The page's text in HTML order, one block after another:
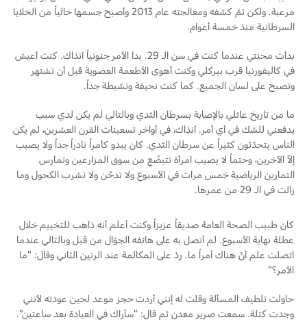
السعودية‬
الامارات
المتحدة
اليمن
دعم المزامنة
تقنية 4 SYNC
أجزاء
قطع غيار فورد الأصلية
موتوركرافت
قطع مقلدة
اتصل بنا
اتصل بنا
الأسئلة الشائعة
مرعبة. ولكن تمّ كشفه ومعالجته عام 2013 وأصبح جسمها خالياً من الخلايا
السرطانية منذ خمسة أعوام.
بدأت محنتي عندما كنت في سن الـ 29. بدا الأمر جنونياً آنذاك. كنت أعيش
في كاليفورنيا قرب بيركلي وكنت أهوى الأطعمة العضوية قبل أن تشتهر
وتصبح على لسان الجميع. كما كنت نحيفة ونشيطة جداً.
ما من تاريخ عائلي بالإصابة بسرطان الثدي وبالتالي لم يكن لدي سبب
يدفعني للشك في أي أمر. آنذاك، في أواخر تسعينات القرن العشرين، لم يكن
الناس يتحدّثون كثيراً عن سرطان الثدي. كان يبدو كأمراً نادراً جداً ولا يصيب
إلاّ الآخرين، وحتماً لا يصيب امرأة تتبضّع من سوق المزارعين وتمارس
التمارين الرياضية خمس مرات في الأسبوع ولا تدخّن ولا تشرب الكحول وما
زالت في الـ 29 من عمرها.
كان طبيب الصحة العامة صديقاً عزيزاً وكنت أعلم أنه ذاهب للتخييم خلال
عطلة نهاية الأسبوع. لم أتصل به على هاتفه الجوّال من قبل وبالتالي عندما
اتصلت علم أنّ هناك أمراً ما. ردّ على المكالمة عند الرنين الثاني وقال: "ما
الأمر؟"
حاولت تلطيف المسألة وقلت له إنني أردت حجز موعد لحين عودته لأنني
وجدت كتلة. سمعت صرير معدن ثم قال: "سأراك في العيادة بعد ساعتين".